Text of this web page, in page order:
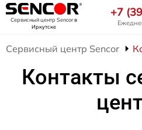
Сервисный центр Sencorв
Иркутске
+7
Сервисный центр Sencor
Контакты